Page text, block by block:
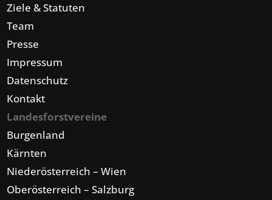
Ziele & Statuten
Team
Presse
Impressum
Datenschutz
Kontakt
Landesforstvereine
Burgenland
Kärnten
Niederösterreich – Wien
Oberösterreich – Salzburg